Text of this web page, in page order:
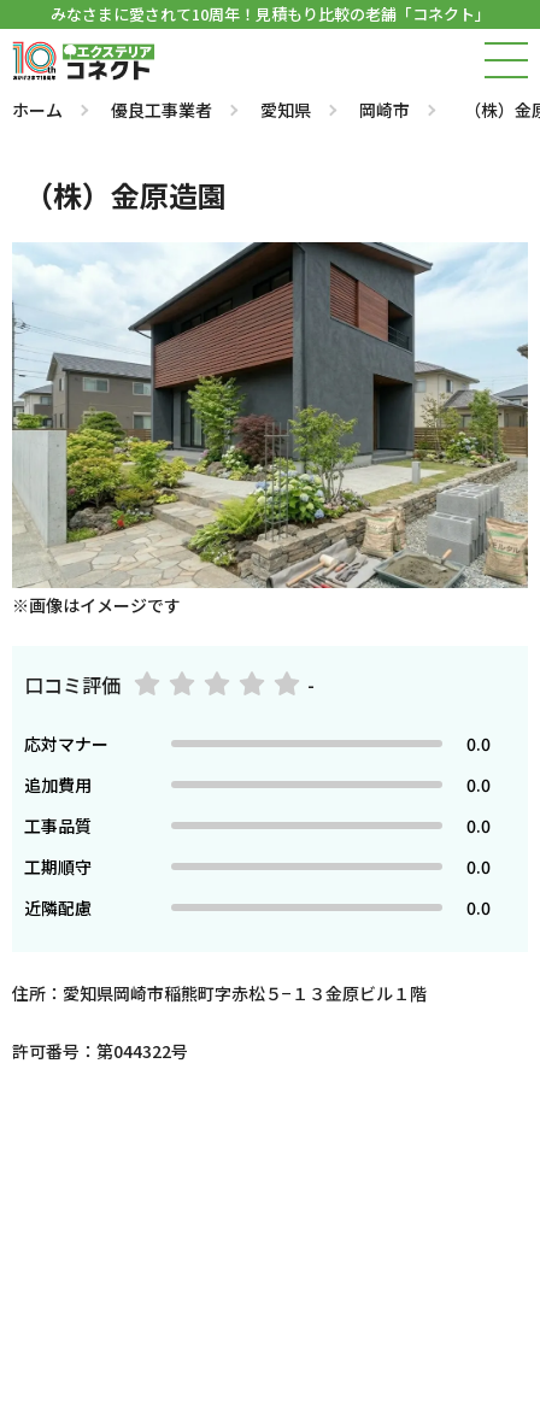
みなさまに愛されて10周年！見積もり比較の老舗「コネクト」
ホーム 優良工事業者 愛知県 岡崎市 （株）
（株）金原造園
※画像はイメージです
口コミ評価 -
応対マナー
0.0
追加費用
0.0
工事品質
0.0
工期順守
0.0
近隣配慮
0.0
住所：愛知県岡崎市稲熊町字赤松５−１３金原ビル１階
許可番号：第044322号